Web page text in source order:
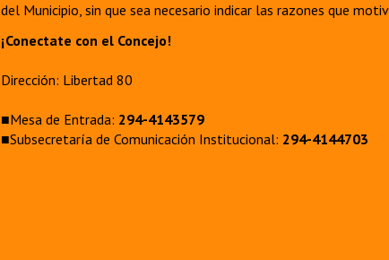
del Municipio, sin que sea necesario indicar las razones que
¡Conectate con el Concejo!
Dirección: Libertad 80
■Mesa de Entrada: 294-4143579
■Subsecretaría de Comunicación Institucional: 294-4144703